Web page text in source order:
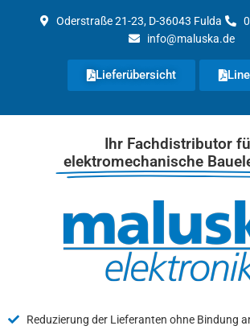
Oderstraße 21-23, D-36043 Fulda
info@maluska.de
Lieferübersicht
Ihr Fachdistributor
elektromechanische
Reduzierung der Lieferanten ohne Bindung